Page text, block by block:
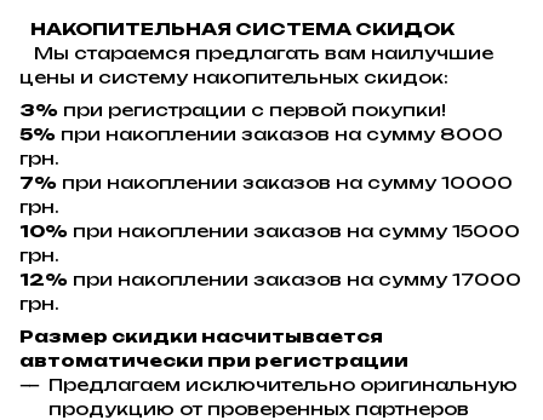
НАКОПИТЕЛЬНАЯ СИСТЕМА СКИДОК
Мы стараемся предлагать вам наилучшие
цены и систему накопительных скидок:
3% при регистрации с первой покупки!
5% при накоплении заказов на сумму 8000
грн.
7% при накоплении заказов на сумму 10000
грн.
10% при накоплении заказов на сумму 15000
грн.
12% при накоплении заказов на сумму 17000
грн.
Размер скидки насчитывается
автоматически при регистрации
Предлагаем исключительно оригинальную
продукцию от проверенных партнеров